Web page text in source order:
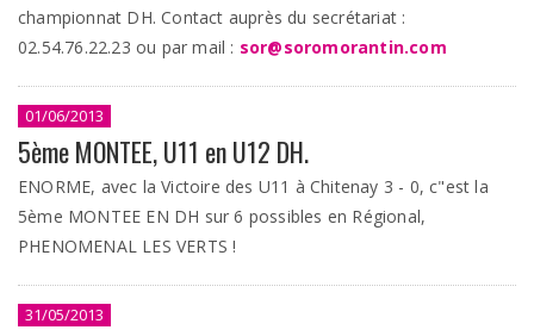
championnat DH. Contact auprès du secrétariat :
02.54.76.22.23 ou par mail : sor@soromorantin.com
01/06/2013
5ème MONTEE, U11 en U12 DH.
ENORME, avec la Victoire des U11 à Chitenay 3 - 0, c"est la
5ème MONTEE EN DH sur 6 possibles en Régional,
PHENOMENAL LES VERTS !
31/05/2013